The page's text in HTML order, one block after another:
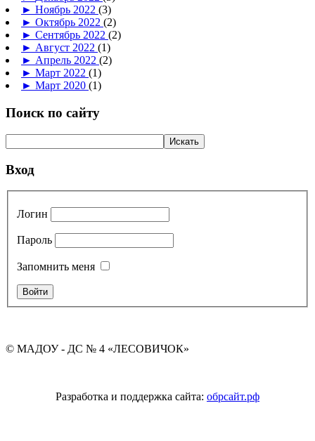
► Ноябрь 2022 (3)
► Октябрь 2022 (2)
► Сентябрь 2022 (2)
► Август 2022 (1)
► Апрель 2022 (2)
► Март 2022 (1)
► Март 2020 (1)
Поиск по сайту
Вход
Логин
Пароль
Запомнить меня
© МАДОУ - ДС № 4 «ЛЕСОВИЧОК»
Разработка и поддержка сайта: обрсайт.рф